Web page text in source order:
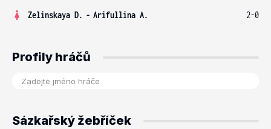
Zelinskaya D. - Arifullina A. 2-0
Profily hráčů
Sázkařský žebříček